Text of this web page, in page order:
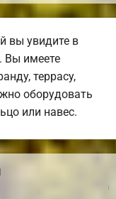
вы увидите в
Вы имеете
террасу,
оборудовать
или навес.